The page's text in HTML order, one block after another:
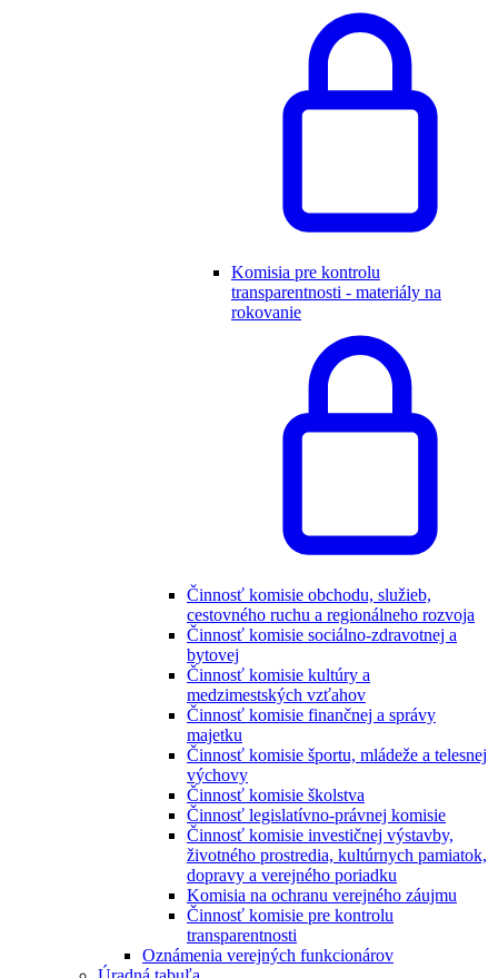
Komisia pre kontrolu
transparentnosti - materiály na
rokovanie
Činnosť komisie obchodu, služieb,
cestovného ruchu a regionálneho rozvoja
Činnosť komisie sociálno-zdravotnej a
bytovej
Činnosť komisie kultúry a
medzimestských vzťahov
Činnosť komisie finančnej a správy
majetku
Činnosť komisie športu, mládeže a telesnej
výchovy
Činnosť komisie školstva
Činnosť legislatívno-právnej komisie
Činnosť komisie investičnej výstavby,
životného prostredia, kultúrnych pamiatok,
dopravy a verejného poriadku
Komisia na ochranu verejného záujmu
Činnosť komisie pre kontrolu
transparentnosti
Oznámenia verejných funkcionárov